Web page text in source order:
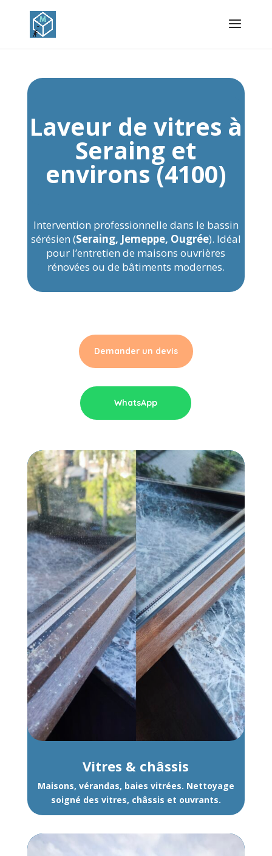
Laveur de vitres à
Seraing et
environs (4100)
Intervention professionnelle dans le bassin
sérésien (Seraing, Jemeppe, Ougrée). Idéal
pour l’entretien de maisons ouvrières
rénovées ou de bâtiments modernes.
Demander un devis
WhatsApp
Vitres & châssis
Maisons, vérandas, baies vitrées. Nettoyage
soigné des vitres, châssis et ouvrants.